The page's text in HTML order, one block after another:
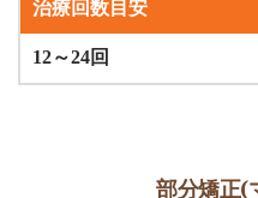
治療回数目安
12～24回
部分矯正(